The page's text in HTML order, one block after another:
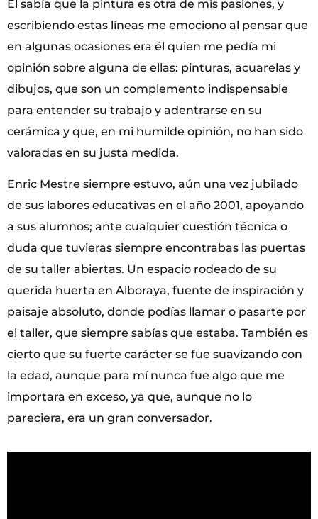
Él sabía que la pintura es otra de mis pasiones, y
escribiendo estas líneas me emociono al pensar que
en algunas ocasiones era él quien me pedía mi
opinión sobre alguna de ellas: pinturas, acuarelas y
dibujos, que son un complemento indispensable
para entender su trabajo y adentrarse en su
cerámica y que, en mi humilde opinión, no han sido
valoradas en su justa medida.
Enric Mestre siempre estuvo, aún una vez jubilado
de sus labores educativas en el año 2001, apoyando
a sus alumnos; ante cualquier cuestión técnica o
duda que tuvieras siempre encontrabas las puertas
de su taller abiertas. Un espacio rodeado de su
querida huerta en Alboraya, fuente de inspiración y
paisaje absoluto, donde podías llamar o pasarte por
el taller, que siempre sabías que estaba. También es
cierto que su fuerte carácter se fue suavizando con
la edad, aunque para mí nunca fue algo que me
importara en exceso, ya que, aunque no lo
pareciera, era un gran conversador.